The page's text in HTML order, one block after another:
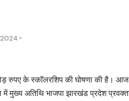
रुपए के स्कॉलरशिप की घोषणा की है। आज
मुख्य अतिथि भाजपा झारखंड प्रदेश